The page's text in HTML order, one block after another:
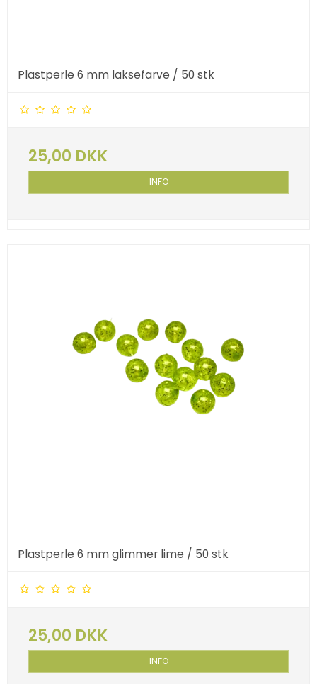
Plastperle 6 mm laksefarve / 50 stk
25,00 DKK
INFO
Plastperle 6 mm glimmer lime / 50 stk
25,00 DKK
INFO